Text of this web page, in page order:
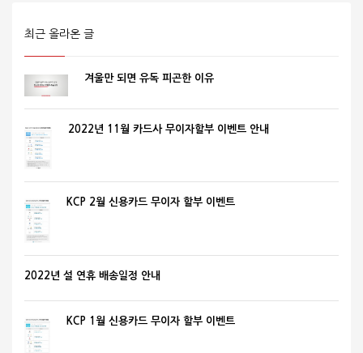
최근 올라온 글
겨울만 되면 유독 피곤한 이유
2022년 11월 카드사 무이자할부 이벤트 안내
KCP 2월 신용카드 무이자 할부 이벤트
2022년 설 연휴 배송일정 안내
KCP 1월 신용카드 무이자 할부 이벤트